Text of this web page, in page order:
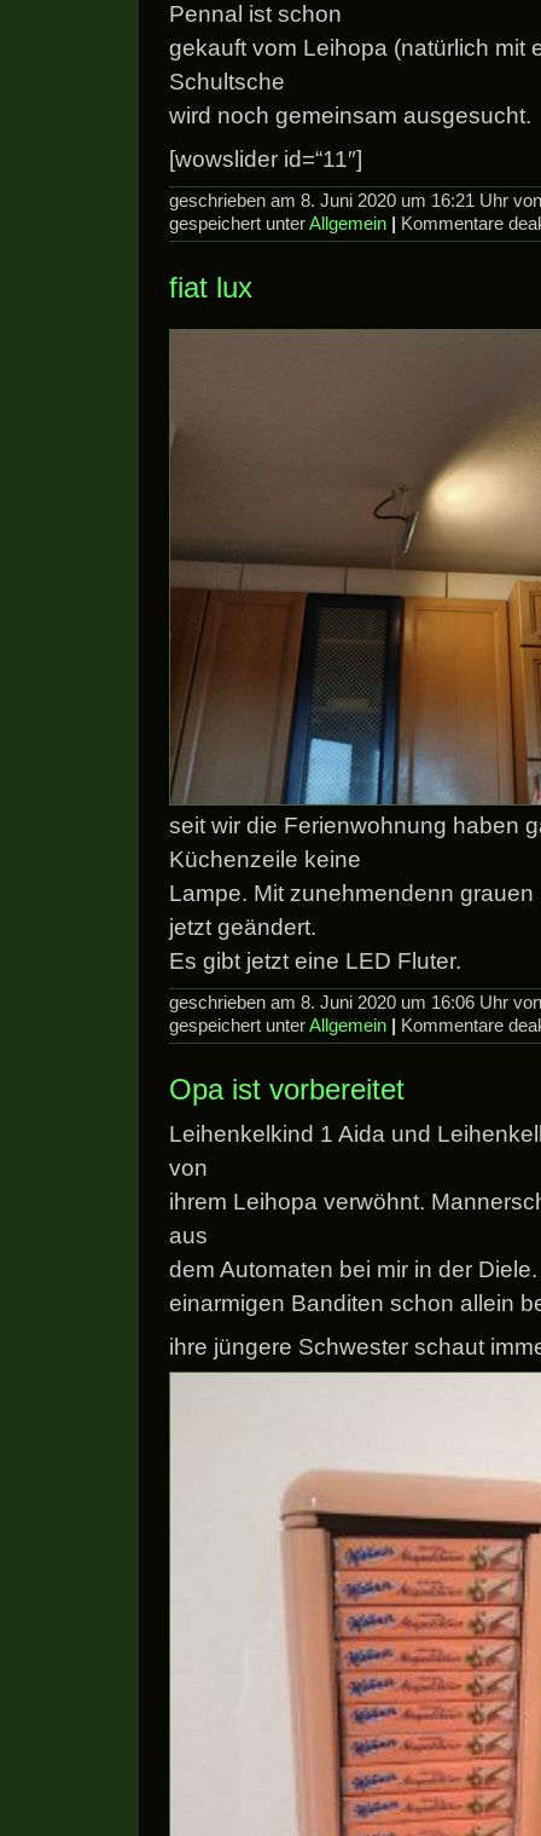
Pennal ist schon
gekauft vom Leihopa (natürlich mit
Schultsche
wird noch gemeinsam ausgesucht.
[wowslider id=“11″]
geschrieben am 8. Juni 2020 um 16:21 Uhr
gespeichert unterAllgemein Kommentare
fiat lux
seit wir die Ferienwohnung haben
Küchenzeile keine
Lampe. Mit zunehmendenn
jetzt geändert.
Es gibt jetzt eine LED Fluter.
geschrieben am 8. Juni 2020 um 16:06 Uhr
gespeichert unterAllgemein Kommentare
Opa ist vorbereitet
Leihenkelkind 1 Aida und
von
ihrem Leihopa verwöhnt.
aus
dem Automaten bei mir in der
einarmigen Banditen schon allein
ihre jüngere Schwester schaut